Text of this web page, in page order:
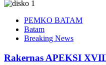
PEMKO BATAM
Batam
Breaking News
Rakernas APEKSI